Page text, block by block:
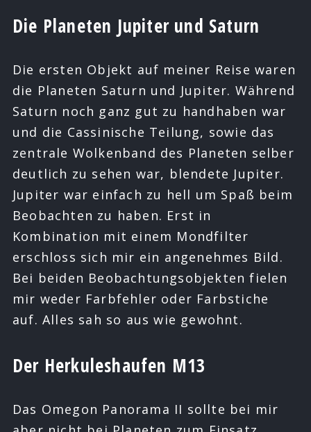
Die Planeten Jupiter und Saturn
Die ersten Objekt auf meiner Reise waren
die Planeten Saturn und Jupiter. Während
Saturn noch ganz gut zu handhaben war
und die Cassinische Teilung, sowie das
zentrale Wolkenband des Planeten selber
deutlich zu sehen war, blendete Jupiter.
Jupiter war einfach zu hell um Spaß beim
Beobachten zu haben. Erst in
Kombination mit einem Mondfilter
erschloss sich mir ein angenehmes Bild.
Bei beiden Beobachtungsobjekten fielen
mir weder Farbfehler oder Farbstiche
auf. Alles sah so aus wie gewohnt.
Der Herkuleshaufen M13
Das Omegon Panorama II sollte bei mir